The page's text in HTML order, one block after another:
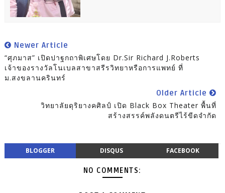
Newer Article
“ศุภมาส” เปิดปาฐกถาพิเศษโดย Dr.Sir Richard J.Roberts
เจ้าของรางวัลโนเบลสาขาสรีรวิทยาหรือการแพทย์ ที่
ม.สงขลานครินทร์
Older Article
วิทยาลัยดุริยางคศิลป์ เปิด Black Box Theater พื้นที่
สร้างสรรค์พลังดนตรีไร้ขีดจำกัด
BLOGGER DISQUS FACEBOOK
NO COMMENTS: